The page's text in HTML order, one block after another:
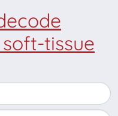
tissue